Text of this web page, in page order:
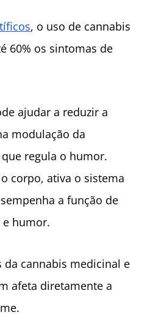
, o uso de cannabis
60% os sintomas de
ajudar a reduzir a
modulação da
regula o humor.
corpo, ativa o sistema
a função de
e humor.
da cannabis medicinal e
afeta diretamente a